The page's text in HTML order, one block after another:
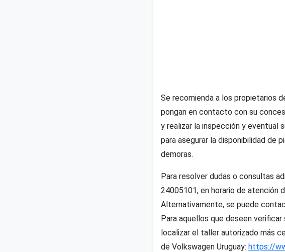
Se recomienda a los propietarios
pongan en contacto con su
y realizar la inspección y eventual
para asegurar la disponibilidad de
demoras.
Para resolver dudas o consultas
24005101, en horario de atención
Alternativamente, se puede
Para aquellos que deseen
localizar el taller autorizado más
de Volkswagen Uruguay: https://